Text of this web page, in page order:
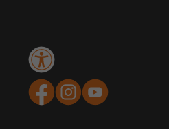
Menü
Barrierefreiheit
Kundenbewertungen und Erfahrungen zu
MUNICH EYE I MUNICH MED
SEHR GUT